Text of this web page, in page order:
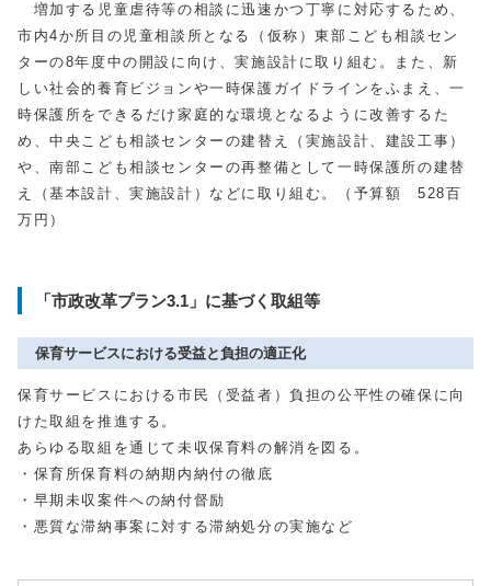
増加する児童虐待等の相談に迅速かつ丁寧に対応するため、
市内4か所目の児童相談所となる（仮称）東部こども相談セン
ターの8年度中の開設に向け、実施設計に取り組む。また、新
しい社会的養育ビジョンや一時保護ガイドラインをふまえ、一
時保護所をできるだけ家庭的な環境となるように改善するた
め、中央こども相談センターの建替え（実施設計、建設工事）
や、南部こども相談センターの再整備として一時保護所の建替
え（基本設計、実施設計）などに取り組む。（予算額 528百
万円）
「市政改革プラン3.1」に基づく取組等
保育サービスにおける受益と負担の適正化
保育サービスにおける市民（受益者）負担の公平性の確保に向
けた取組を推進する。
あらゆる取組を通じて未収保育料の解消を図る。
・保育所保育料の納期内納付の徹底
・早期未収案件への納付督励
・悪質な滞納事案に対する滞納処分の実施など